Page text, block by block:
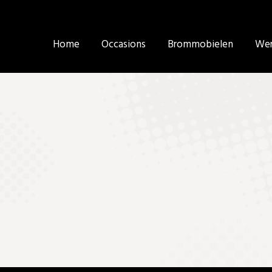
Home Occasions Brommobielen
Home Occasions Brommobielen